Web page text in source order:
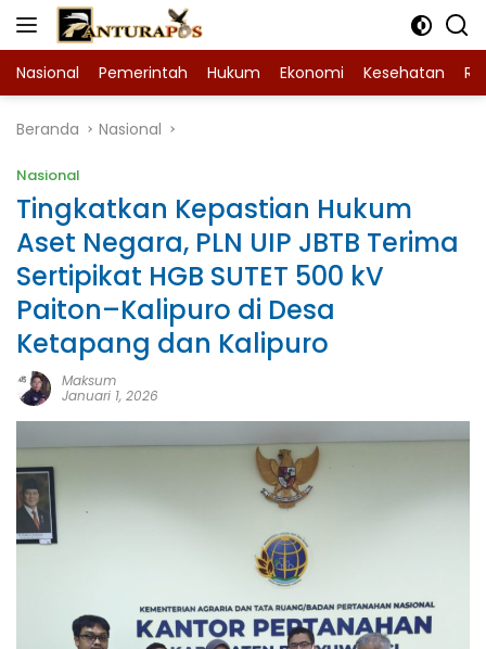
Langsung
Nasional Pemerintah Hukum Ekonomi Kesehatan
Beranda Nasional
Nasional
Tingkatkan Kepastian Hukum
Aset Negara, PLN UIP JBTB Terima
Sertipikat HGB SUTET 500 kV
Paiton–Kalipuro di Desa
Ketapang dan Kalipuro
Maksum
Januari 1, 2026